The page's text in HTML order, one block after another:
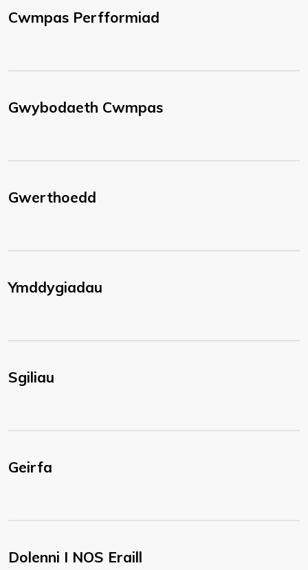
Cwmpas Perfformiad
Gwybodaeth Cwmpas
Gwerthoedd
Ymddygiadau
Sgiliau
Geirfa
Dolenni I NOS Eraill